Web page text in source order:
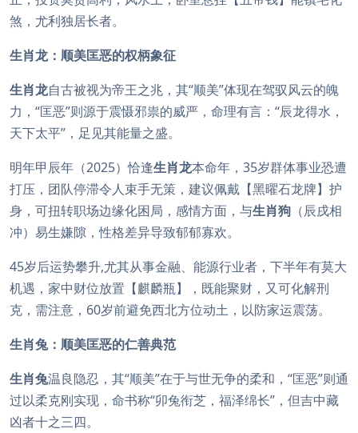
煞，尤利独居长者。
生肖龙：顺美匡恶的权柄象征
生肖龙自古被视为帝王之兆，其“顺美”体现在驾驭风云的魄
力，“匡恶”则源于震慑邪祟的威严，命理有言：“辰龙得水，
天下太平”，足见其能量之盛。
明年甲辰年（2025）恰逢生肖龙本命年，35岁群体事业恐遭
打压，团队停滞令人束手无策，建议佩戴【黑曜石龙牌】护
身，可扭转职场边缘化困局，感情方面，与生肖狗 （辰戌相
冲）易生嫌隙，性格差异导致郁郁寡欢。
45岁后运势攀升,尤其从事金融、能源行业者，下半年有莫大
机遇，家中财位放置【麒麟瓶】，既能聚财，又可化解刑
克，需注意，60岁前避免西北方位动土，以防家运震荡。
生肖兔：顺美匡恶的仁善典范
生肖兔温良隐忍，其“顺美”在于与世无争的柔和，“匡恶”则通
过以柔克刚实现，命书称“卯兔衔芝，福泽绵长”，但吉中藏
凶者十之三四。